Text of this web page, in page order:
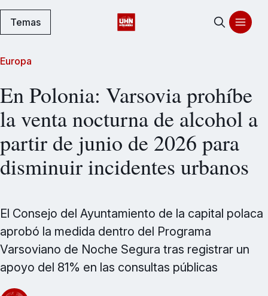
Temas
Europa
En Polonia: Varsovia prohíbe
la venta nocturna de alcohol a
partir de junio de 2026 para
disminuir incidentes urbanos
El Consejo del Ayuntamiento de la capital polaca
aprobó la medida dentro del Programa
Varsoviano de Noche Segura tras registrar un
apoyo del 81% en las consultas públicas